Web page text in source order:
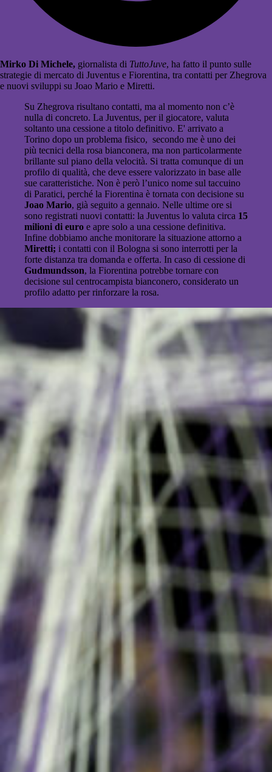
Mirko Di Michele, giornalista di TuttoJuve, ha fatto il punto sulle
strategie di mercato di Juventus e Fiorentina, tra contatti per Zhegrova
e nuovi sviluppi su Joao Mario e Miretti.
Su Zhegrova risultano contatti, ma al momento non c’è
nulla di concreto. La Juventus, per il giocatore, valuta
soltanto una cessione a titolo definitivo. E' arrivato a
Torino dopo un problema fisico, secondo me è uno dei
più tecnici della rosa bianconera, ma non particolarmente
brillante sul piano della velocità. Si tratta comunque di un
profilo di qualità, che deve essere valorizzato in base alle
sue caratteristiche. Non è però l’unico nome sul taccuino
di Paratici, perché la Fiorentina è tornata con decisione su
Joao Mario, già seguito a gennaio. Nelle ultime ore si
sono registrati nuovi contatti: la Juventus lo valuta circa 15
milioni di euro e apre solo a una cessione definitiva.
Infine dobbiamo anche monitorare la situazione attorno a
Miretti; i contatti con il Bologna si sono interrotti per la
forte distanza tra domanda e offerta. In caso di cessione di
Gudmundsson, la Fiorentina potrebbe tornare con
decisione sul centrocampista bianconero, considerato un
profilo adatto per rinforzare la rosa.